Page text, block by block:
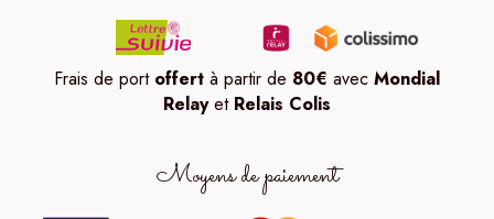
Frais de port offert à partir de 80€ avec Mondial
Relayet Relais Colis
Moyens de paiement